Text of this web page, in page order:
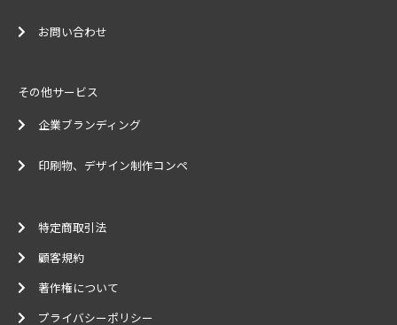
お問い合わせ
その他サービス
企業ブランディング
印刷物、デザイン制作コンペ
特定商取引法
顧客規約
著作権について
プライバシーポリシー